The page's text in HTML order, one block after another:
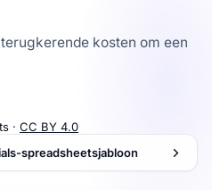
kosten om een
· CC BY 4.0
spreadsheetsjabloon